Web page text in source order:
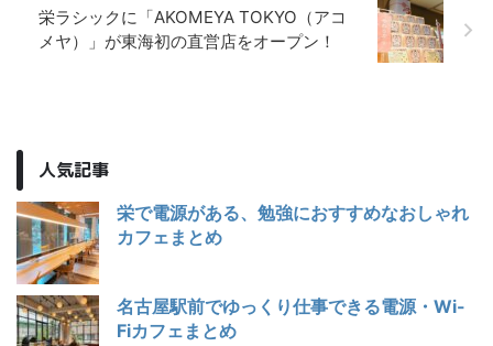
栄ラシックに「AKOMEYA TOKYO（アコ
メヤ）」が東海初の直営店をオープン！
人気記事
栄で電源がある、勉強におすすめなおしゃれ
カフェまとめ
名古屋駅前でゆっくり仕事できる電源・Wi-
Fiカフェまとめ